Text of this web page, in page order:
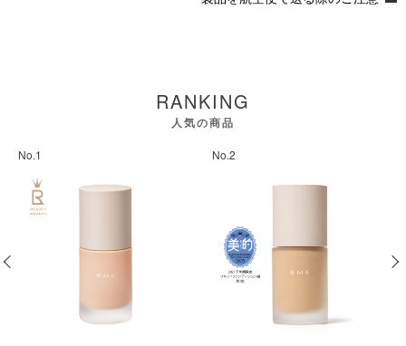
RANKING
人気の商品
No.1 No.2